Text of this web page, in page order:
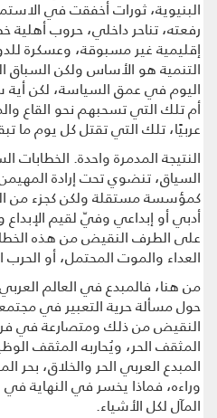
البنيوية، ثورات أخفقت في
رفعته، تناحر داخلي، حروب أهلية
إقليمية غير مسبوقة، وعسكرة
التنمية هو الأساس ولكن السباق
اليوم في عمق السياسة، لكن
أم تلك التي تسحبهم نحو القاع
عربيًا، تلك التي تقتل كل يوم ما
النتيجة المدمرة واحدة. الخطابات
السياق، تنضوي تحت إرادة
كمؤسسة مستقلة ولكن كجزء من
أدبي أو إبداعي وفيّ لقيم
على الطرف النقيض من هذه
العداء والموت المحتمل، أو
من هنا، فالمبدع في العالم
حول مسألة حرية التعبير في
النقيض من ذلك ومتصارعة في
المثقف الحر، ويُحاربه المثقف
المبدع العربي الحر والخلاق، بحر
وراءه، فماذا يخسر في النهاية
المآل لكل الأشياء.